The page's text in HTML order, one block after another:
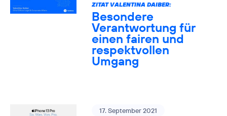
ZITAT VALENTINA DAIBER:
Besondere
Verantwortung für
einen fairen und
respektvollen
Umgang
17. September 2021